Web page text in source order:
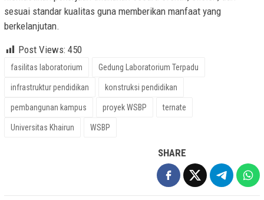
sesuai standar kualitas guna memberikan manfaat yang
berkelanjutan.
Post Views: 450
fasilitas laboratorium Gedung Laboratorium Terpadu
infrastruktur pendidikan konstruksi pendidikan
pembangunan kampus proyek WSBP ternate
Universitas Khairun WSBP
SHARE